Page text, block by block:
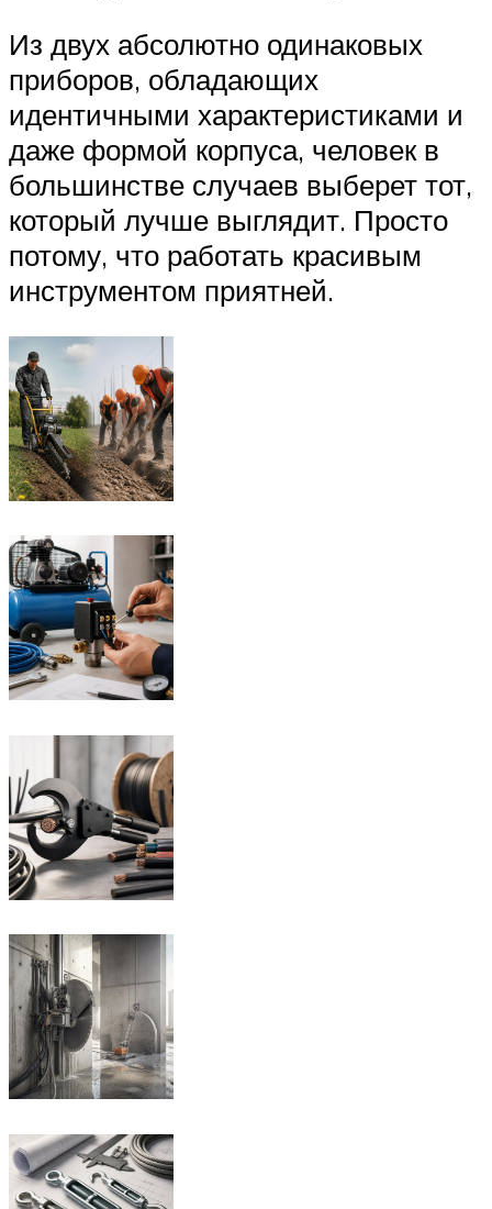
Из двух абсолютно одинаковых
приборов, обладающих
идентичными характеристиками и
даже формой корпуса, человек в
большинстве случаев выберет тот,
который лучше выглядит. Просто
потому, что работать красивым
инструментом приятней.